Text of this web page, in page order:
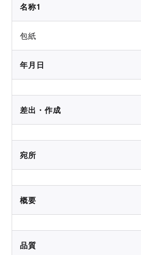
名称1
包紙
年月日
差出・作成
宛所
概要
品質